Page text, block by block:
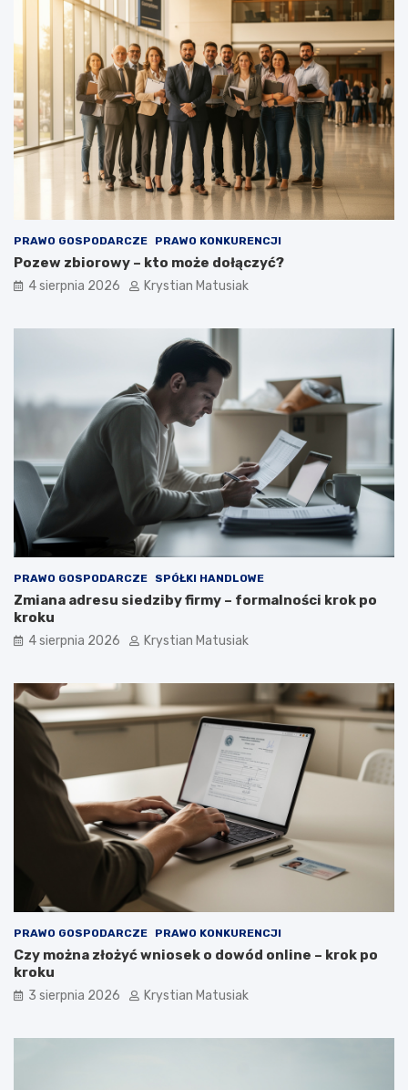
PRAWO GOSPODARCZE PRAWO KONKURENCJI
Pozew zbiorowy – kto może dołączyć?
4 sierpnia 2026 Krystian Matusiak
PRAWO GOSPODARCZE SPÓŁKI HANDLOWE
Zmiana adresu siedziby firmy – formalności krok po
kroku
4 sierpnia 2026 Krystian Matusiak
PRAWO GOSPODARCZE PRAWO KONKURENCJI
Czy można złożyć wniosek o dowód online – krok po
kroku
3 sierpnia 2026 Krystian Matusiak